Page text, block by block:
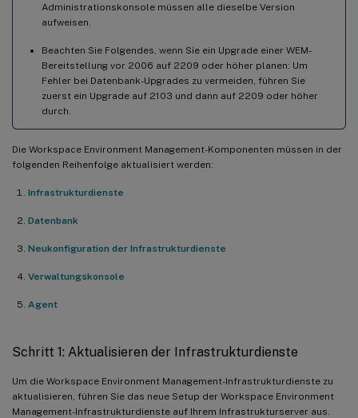
Administrationskonsole müssen alle dieselbe Version
aufweisen.
Beachten Sie Folgendes, wenn Sie ein Upgrade einer WEM-
Bereitstellung vor 2006 auf 2209 oder höher planen: Um
Fehler bei Datenbank-Upgrades zu vermeiden, führen Sie
zuerst ein Upgrade auf 2103 und dann auf 2209 oder höher
durch.
Die Workspace Environment Management-Komponenten müssen in der
folgenden Reihenfolge aktualisiert werden:
Infrastrukturdienste
Datenbank
Neukonfiguration der Infrastrukturdienste
Verwaltungskonsole
Agent
Schritt 1: Aktualisieren der Infrastrukturdienste
Um die Workspace Environment Management-Infrastrukturdienste zu
aktualisieren, führen Sie das neue Setup der Workspace Environment
Management-Infrastrukturdienste auf Ihrem Infrastrukturserver aus.